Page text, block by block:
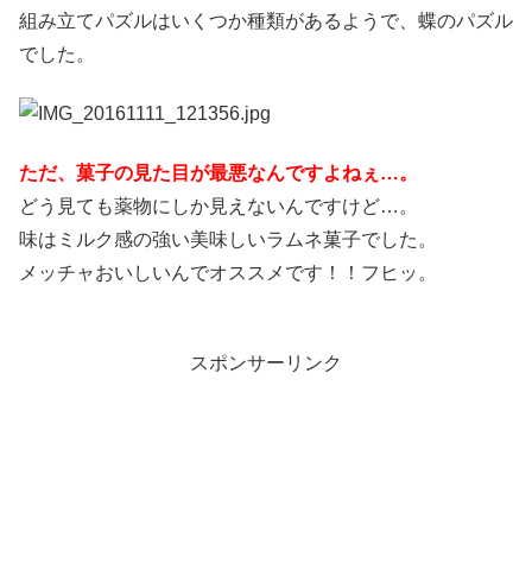
組み立てパズルはいくつか種類があるようで、蝶のパズル
でした。
ただ、菓子の見た目が最悪なんですよねぇ…。
どう見ても薬物にしか見えないんですけど…。
味はミルク感の強い美味しいラムネ菓子でした。
メッチャおいしいんでオススメです！！フヒッ。
スポンサーリンク